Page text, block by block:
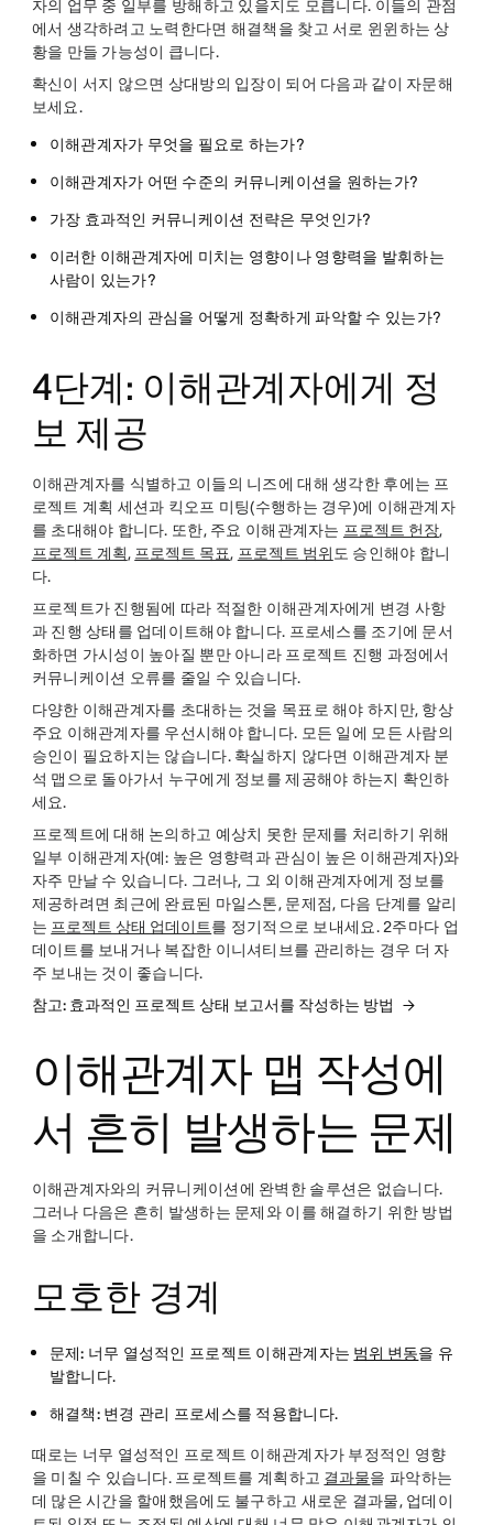
자의 업무 중 일부를 방해하고 있을지도 모릅니다. 이들의 관점
에서 생각하려고 노력한다면 해결책을 찾고 서로 윈윈하는 상
황을 만들 가능성이 큽니다.
확신이 서지 않으면 상대방의 입장이 되어 다음과 같이 자문해
보세요.
이해관계자가 무엇을 필요로 하는가?
이해관계자가 어떤 수준의 커뮤니케이션을 원하는가?
가장 효과적인 커뮤니케이션 전략은 무엇인가?
이러한 이해관계자에 미치는 영향이나 영향력을 발휘하는
사람이 있는가?
이해관계자의 관심을 어떻게 정확하게 파악할 수 있는가?
4단계: 이해관계자에게 정
보 제공
이해관계자를 식별하고 이들의 니즈에 대해 생각한 후에는 프
로젝트 계획 세션과 킥오프 미팅(수행하는 경우)에 이해관계자
를 초대해야 합니다. 또한, 주요 이해관계자는 프로젝트 헌장,
프로젝트 계획, 프로젝트 목표, 프로젝트 범위 도 승인해야 합니
다.
프로젝트가 진행됨에 따라 적절한 이해관계자에게 변경 사항
과 진행 상태를 업데이트해야 합니다. 프로세스를 조기에 문서
화하면 가시성이 높아질 뿐만 아니라 프로젝트 진행 과정에서
커뮤니케이션 오류를 줄일 수 있습니다.
다양한 이해관계자를 초대하는 것을 목표로 해야 하지만, 항상
주요 이해관계자를 우선시해야 합니다. 모든 일에 모든 사람의
승인이 필요하지는 않습니다. 확실하지 않다면 이해관계자 분
석 맵으로 돌아가서 누구에게 정보를 제공해야 하는지 확인하
세요.
프로젝트에 대해 논의하고 예상치 못한 문제를 처리하기 위해
일부 이해관계자(예: 높은 영향력과 관심이 높은 이해관계자)와
자주 만날 수 있습니다. 그러나, 그 외 이해관계자에게 정보를
제공하려면 최근에 완료된 마일스톤, 문제점, 다음 단계를 알리
는 프로젝트 상태 업데이트를 정기적으로 보내세요. 2주마다 업
데이트를 보내거나 복잡한 이니셔티브를 관리하는 경우 더 자
주 보내는 것이 좋습니다.
참고: 효과적인 프로젝트 상태 보고서를 작성하는 방법
이해관계자 맵 작성에
서 흔히 발생하는 문제
이해관계자와의 커뮤니케이션에 완벽한 솔루션은 없습니다.
그러나 다음은 흔히 발생하는 문제와 이를 해결하기 위한 방법
을 소개합니다.
모호한 경계
문제: 너무 열성적인 프로젝트 이해관계자는 범위 변동을 유
발합니다.
해결책:변경 관리 프로세스를 적용합니다.
때로는 너무 열성적인 프로젝트 이해관계자가 부정적인 영향
을 미칠 수 있습니다. 프로젝트를 계획하고 결과물을 파악하는
데 많은 시간을 할애했음에도 불구하고 새로운 결과물, 업데이